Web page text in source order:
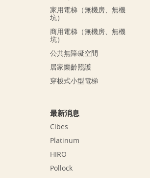
家用電梯（無機房、無機
坑）
商用電梯（無機房、無機
坑）
公共無障礙空間
居家樂齡照護
穿梭式小型電梯
最新消息
Cibes
Platinum
HIRO
Pollock